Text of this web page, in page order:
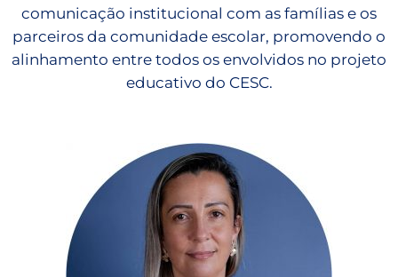
comunicação institucional com as famílias e os
parceiros da comunidade escolar, promovendo o
alinhamento entre todos os envolvidos no projeto
educativo do CESC.